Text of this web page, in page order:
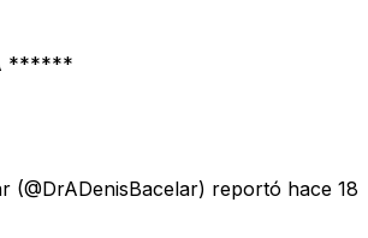
******
(@DrADenisBacelar) reportó hace 18